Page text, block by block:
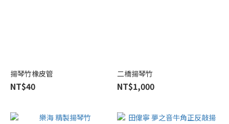
揚琴竹橡皮管
NT$40
二橋揚琴竹
NT$1,000